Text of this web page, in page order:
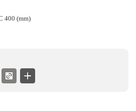
400 (mm)